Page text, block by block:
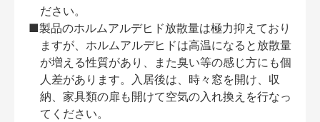
ださい。
■製品のホルムアルデヒド放散量は極力抑えており
ますが、ホルムアルデヒドは高温になると放散量
が増える性質があり、また臭い等の感じ方にも個
人差があります。入居後は、時々窓を開け、収
納、家具類の扉も開けて空気の入れ換えを行なっ
てください。